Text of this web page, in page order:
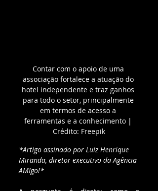
Contar com o apoio de uma
associação fortalece a atuação do
hotel independente e traz ganhos
para todo o setor, principalmente
em termos de acesso a
ferramentas e a conhecimento |
Crédito: Freepik
*Artigo assinado por Luiz Henrique
Miranda, diretor-executivo da Agência
AMIgo!*